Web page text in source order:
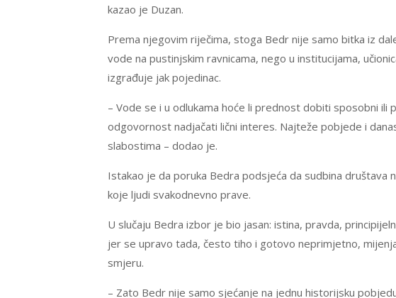
kazao je Duzan.
Prema njegovim riječima, stoga Bedr nije samo bitka iz
vode na pustinjskim ravnicama, nego u institucijama,
izgrađuje jak pojedinac.
– Vode se i u odlukama hoće li prednost dobiti sposobni ili
odgovornost nadjačati lični interes. Najteže pobjede i
slabostima – dodao je.
Istakao je da poruka Bedra podsjeća da sudbina društava
koje ljudi svakodnevno prave.
U slučaju Bedra izbor je bio jasan: istina, pravda,
jer se upravo tada, često tiho i gotovo neprimjetno,
smjeru.
– Zato Bedr nije samo sjećanje na jednu historijsku